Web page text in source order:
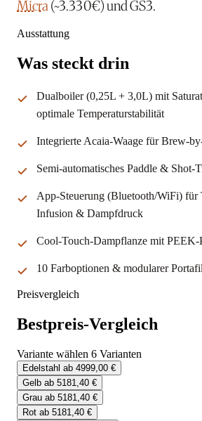
Micra(~3.330€) und GS3.
Ausstattung
Was steckt drin
Dualboiler (0,25L + 3,0L) mit
optimale Temperaturstabilität
Integrierte Acaia-Waage für Brew-
Semi-automatisches Paddle & Shot-
App-Steuerung (Bluetooth/WiFi) für
Infusion & Dampfdruck
Cool-Touch-Dampflanze mit PEEK-
10 Farboptionen & modularer
Preisvergleich
Bestpreis-Vergleich
Variante wählen 6 Varianten
Edelstahl ab 4999,00 €
Gelb ab 5181,40 €
Grau ab 5181,40 €
Rot ab 5181,40 €